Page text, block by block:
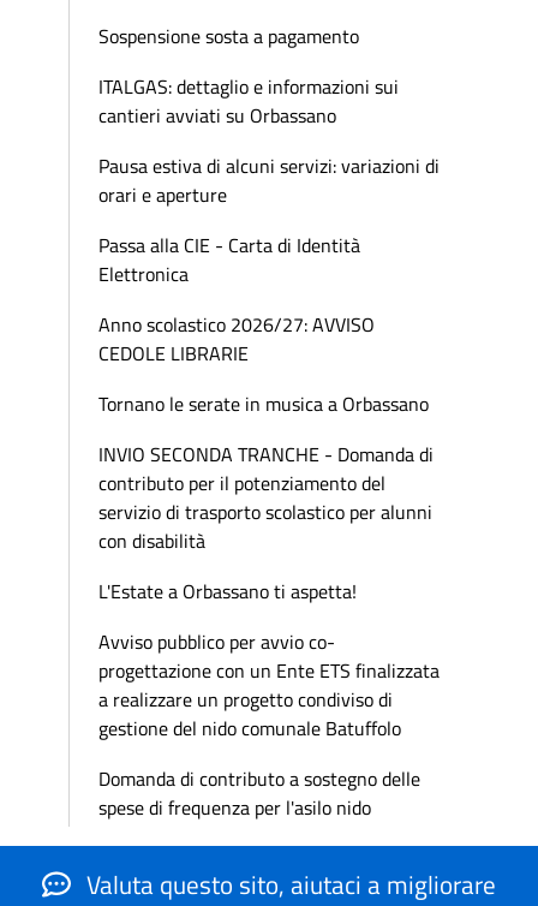
Sospensione sosta a pagamento
ITALGAS: dettaglio e informazioni sui
cantieri avviati su Orbassano
Pausa estiva di alcuni servizi: variazioni di
orari e aperture
Passa alla CIE - Carta di Identità
Elettronica
Anno scolastico 2026/27: AVVISO
CEDOLE LIBRARIE
Tornano le serate in musica a Orbassano
INVIO SECONDA TRANCHE - Domanda di
contributo per il potenziamento del
servizio di trasporto scolastico per alunni
con disabilità
L'Estate a Orbassano ti aspetta!
Avviso pubblico per avvio co-
progettazione con un Ente ETS finalizzata
a realizzare un progetto condiviso di
gestione del nido comunale Batuffolo
Domanda di contributo a sostegno delle
spese di frequenza per l'asilo nido
Valuta questo sito, aiutaci a migliorare